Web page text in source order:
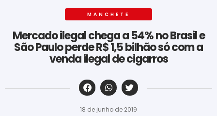
MANCHETE
Mercado ilegal chega a 54% no Brasil e
São Paulo perde R$ 1,5 bilhão só com a
venda ilegal de cigarros
‎ ‎ ‎ ‎ ‎ ‎ ‎ ‎ ‎ ‎ ‎ ‎ ‎ ‎ ‎ ‎ ‎ ‎ ‎ ‎ ‎ ‎ ‎ ‎ ‎ ‎ ‎ ‎ ‎ ‎ ‎
18 de junho de 2019